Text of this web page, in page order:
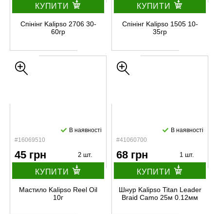
КУПИТИ
Спінінг Kalipso 2706 30-
60гр
КУПИТИ
Спінінг Kalipso 1505 10-
35гр
#16069510
В наявності
45 грн 2 шт.
КУПИТИ
Мастило Kalipso Reel Oil
10г
#41060700
В наявності
68 грн 1 шт.
КУПИТИ
Шнур Kalipso Titan Leader
Braid Camo 25м 0.12мм